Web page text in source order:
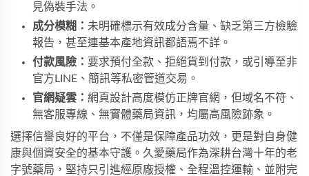
見偽裝手法。
成分模糊： 未明確標示有效成分含量、缺乏第三方檢驗
報告，甚至連基本產地資訊都語焉不詳。
付款風險： 要求預付全款、拒絕貨到付款，或引導至非
官方LINE、簡訊等私密管道交易。
官網疑雲： 網頁設計高度模仿正牌官網，但域名不符、
無客服專線、無實體藥局資訊，均屬高風險跡象。
選擇信譽良好的平台，不僅是保障產品功效，更是對自身健
康與個資安全的基本守護。久愛藥局作為深耕台灣十年的老
字號藥局，堅持只引進經原廠授權、全程溫控運輸、並附完